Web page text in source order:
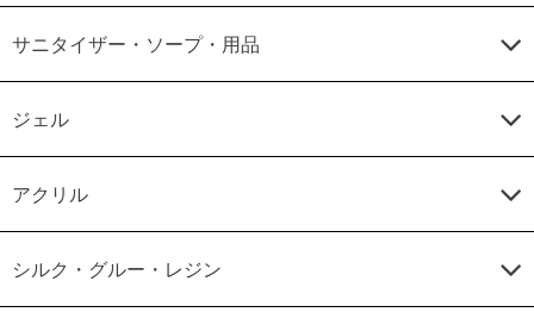
サニタイザー・ソープ・用品
ジェル
アクリル
シルク・グルー・レジン